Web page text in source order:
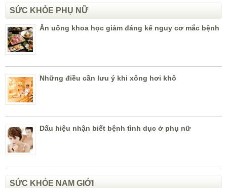
SỨC KHỎE PHỤ NỮ
Ăn uống khoa học giảm đáng kể nguy cơ mắc bệnh
Những điều cần lưu ý khi xông hơi khô
Dấu hiệu nhận biết bệnh tình dục ở phụ nữ
SỨC KHỎE NAM GIỚI